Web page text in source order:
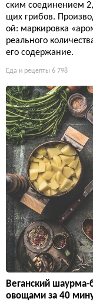
ским соединением
щих грибов.
ой: маркировка
реального
его содержание.
Еда и рецепты 6 798
Веганский
овощами за 40